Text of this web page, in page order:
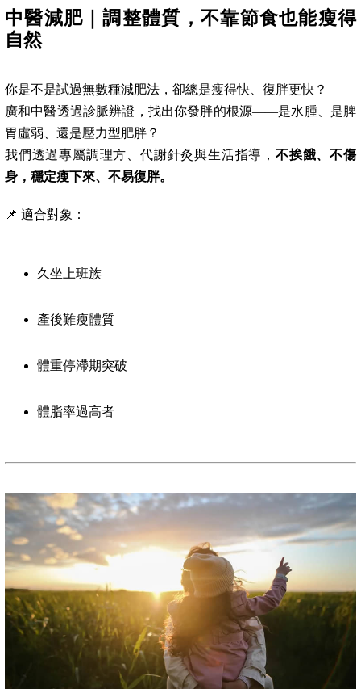
中醫減肥｜調整體質，不靠節食也能瘦得
自然
你是不是試過無數種減肥法，卻總是瘦得快、復胖更快？
廣和中醫透過診脈辨證，找出你發胖的根源——是水腫、是脾
胃虛弱、還是壓力型肥胖？
我們透過專屬調理方、代謝針灸與生活指導， 不挨餓、不傷
身，穩定瘦下來、不易復胖。
📌 適合對象：
久坐上班族
產後難瘦體質
體重停滯期突破
體脂率過高者